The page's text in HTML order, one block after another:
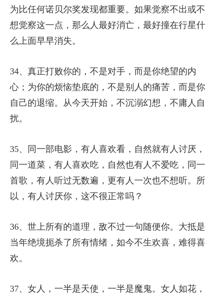
为比任何诺贝尔奖发现都重要。如果觉察不出或不
想觉察这一点，那么人最好消亡，最好撞在行星什
么上面早早消失。
34、真正打败你的，不是对手，而是你绝望的内
心；为你的烦恼垫底的，不是别人的痛苦，而是你
自己的退缩。从今天开始，不沉溺幻想，不庸人自
扰。
35、同一部电影，有人喜欢看，自然就有人讨厌，
同一道菜，有人喜欢吃，自然也有人不爱吃，同一
首歌，有人听过无数遍，更有人一次也不想听。所
以，有人讨厌你，这不很正常吗？
36、世上所有的道理，敌不过一句随便你。大抵是
当年绝境扼杀了所有情绪，如今不生欢喜，难得喜
欢。
37、女人，一半是天使，一半是魔鬼。女人如花，